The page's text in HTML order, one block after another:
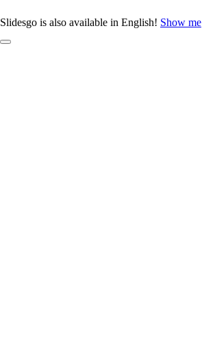
Slidesgo is also available in English! Show me